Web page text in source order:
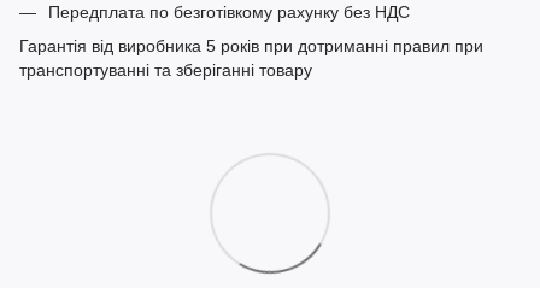
Передплата по безготівкому рахунку без НДС
Гарантія від виробника 5 років при дотриманні правил при
транспортуванні та зберіганні товару